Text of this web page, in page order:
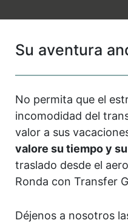
Su aventura
No permita que el
incomodidad del
valor a sus
valore su tiempo y
traslado desde el
Ronda con Transfer
Déjenos a nosotros